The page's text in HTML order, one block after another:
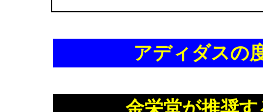
アディダスの